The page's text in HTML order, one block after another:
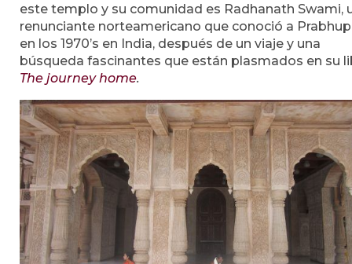
este templo y su comunidad es Radhanath Swami,
renunciante norteamericano que conoció a
en los 1970’s en India, después de un viaje y una
búsqueda fascinantes que están plasmados en su
The journey home.